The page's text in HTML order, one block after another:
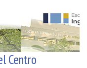
Centro